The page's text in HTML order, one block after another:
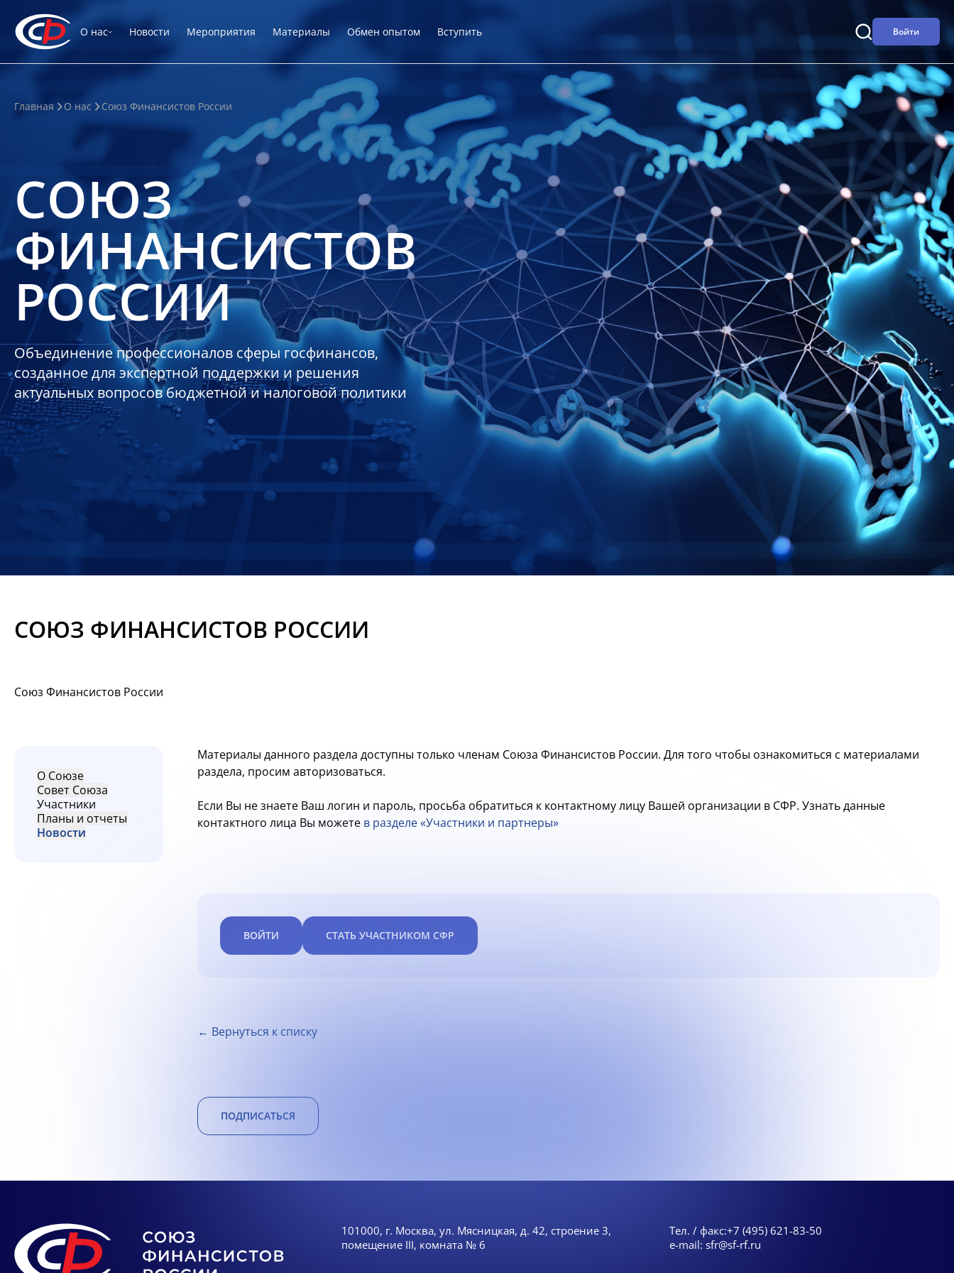
О нас Новости Мероприятия Материалы Обмен опытом Вступить Войти
Главная О нас Союз Финансистов России
СОЮЗ
ФИНАНСИСТОВ
РОССИИ
Объединение профессионалов сферы госфинансов,
созданное для экспертной поддержки и решения
актуальных вопросов бюджетной и налоговой политики
СОЮЗ ФИНАНСИСТОВ РОССИИ
Союз Финансистов России
О Союзе
Совет Союза
Участники
Планы и отчеты
Новости
Материалы данного раздела доступны только членам Союза Финансистов России. Для того чтобы ознакомиться с материалами
раздела, просим авторизоваться.
Если Вы не знаете Ваш логин и пароль, просьба обратиться к контактному лицу Вашей организации в СФР. Узнать данные
контактного лица Вы можете в разделе «Участники и партнеры»
ВОЙТИ СТАТЬ УЧАСТНИКОМ СФР
← Вернуться к списку
ПОДПИСАТЬСЯ
101000, г. Москва, ул. Мясницкая, д. 42, строение 3,
помещение III, комната № 6
Тел. / факс:+7 (495) 621-83-50
e-mail: sfr@sf-rf.ru